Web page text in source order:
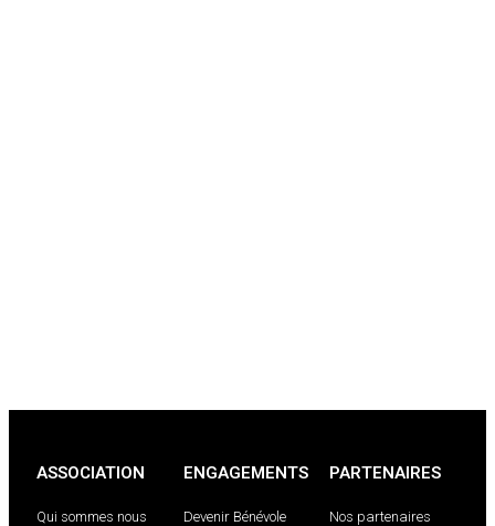
ASSOCIATION
Qui sommes nous
ENGAGEMENTS
Devenir Bénévole
PARTENAIRES
Nos partenaires